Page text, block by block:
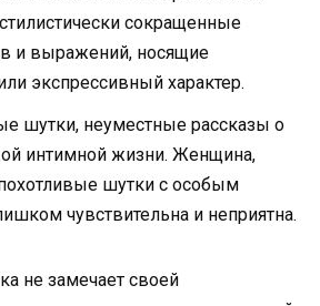
сокращенные
и выражений, носящие
экспрессивный характер.
шутки, неуместные рассказы о
интимной жизни. Женщина,
шутки с особым
чувствительна и неприятна.
не замечает своей